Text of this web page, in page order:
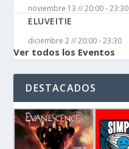
noviembre 13 // 20:00-23:30
ELUVEITIE
diciembre 2 // 20:00-23:30
Ver todos los Eventos
DESTACADOS